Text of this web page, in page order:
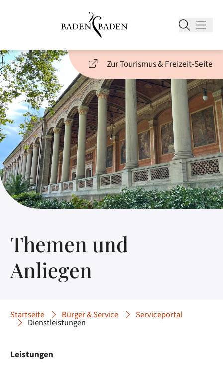
Zur Tourismus & Freizeit-Seite
Themen und
Anliegen
Startseite Bürger & Service Serviceportal
Dienstleistungen
Leistungen